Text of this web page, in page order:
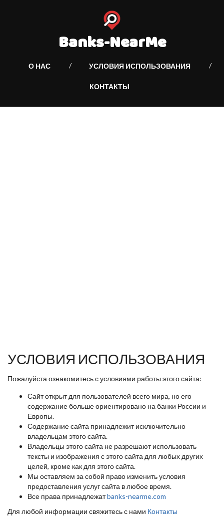
Banks-NearMe
О НАС УСЛОВИЯ ИСПОЛЬЗОВАНИЯ
КОНТАКТЫ
УСЛОВИЯ ИСПОЛЬЗОВАНИЯ
Пожалуйста ознакомитесь с условиями работы этого сайта:
Сайт открыт для пользователей всего мира, но его
содержание больше ориентировано на банки России и
Европы.
Содержание сайта принадлежит исключительно
владельцам этого сайта.
Владельцы этого сайта не разрешают использовать
тексты и изображения с этого сайта для любых других
целей, кроме как для этого сайта.
Мы оставляем за собой право изменить условия
предоставления услуг сайта в любое время.
Все права принадлежатbanks-nearme.com
Для любой информации свяжитесь с нами Контакты